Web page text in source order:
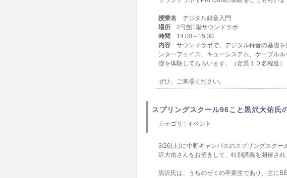
授業名 デジタル録音入門
場所2号館1階サウンドラボ
時間 14:00～15:30
内容サウンドラボで、デジタル録音の基礎を
ンターフェイス、キューシステム、ケーブル
礎を体験してもらいます。（定員１０名程度）
ぜひ、ご来場ください。
スプリングスクール96こと黒沢大佑氏
カテゴリ : イベント
3/26(土)に中野キャンパスのスプリングスク
沢大佑さんをお招きして、特別講義を開催され
黒沢氏は、うちのゼミの卒業生であり、主に